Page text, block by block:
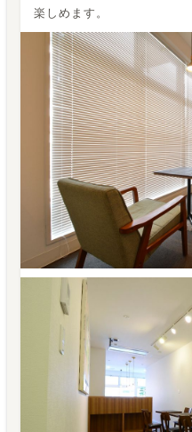
楽しめます。